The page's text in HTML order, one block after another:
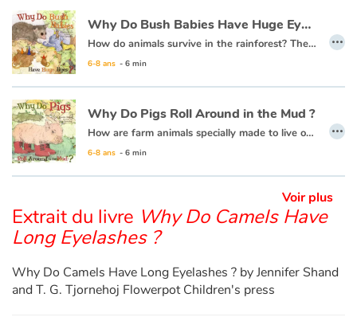
Apprendre les langues
Dyslexie, troubles de la lecture
Nos listes de lecture
Les plus lus
Why Do Bush Babies Have Huge Eyes ?
How do animals survive in the rainforest? The rainforest is very humid and it rains an extraordinary amount. There are many animals that live there, so there is competition for food. Each animal must have something special about them to live there.
6-8 ans - 6 min
…
Why Do Pigs Roll Around in the Mud ?
How are farm animals specially made to live on a farm? They have the farmer to help take care of them, but they are on their own most of the time. Each animal must have something special about them to live there. Why do PIGS roll around in the MUD? Is it because they just like being DIRTY?
6-8 ans - 6 min
…
Voir plus
Extrait du livre Why Do Camels Have
Long Eyelashes ?
Why Do Camels Have Long Eyelashes ? by Jennifer Shand
and T. G. Tjornehoj Flowerpot Children's press